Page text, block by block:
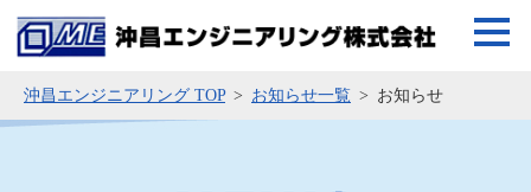
沖昌エンジニアリング TOP お知らせ一覧 お知らせ